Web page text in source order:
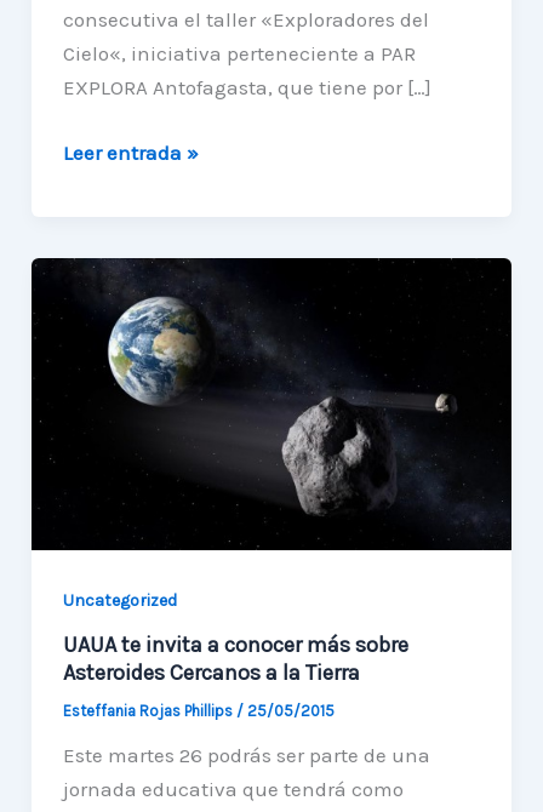
consecutiva el taller «Exploradores del
Cielo«, iniciativa perteneciente a PAR
EXPLORA Antofagasta, que tiene por […]
La
parte
taller
«Exploradores
Leer entrada »
Uncategorized
UAUA te invita a conocer más sobre
Asteroides Cercanos a la Tierra
Esteffania Rojas Phillips / 25/05/2015
Este martes 26 podrás ser parte de una
jornada educativa que tendrá como